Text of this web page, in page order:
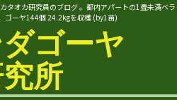
オカ研究員のブログ 。都内アパートの1畳未満ベラ
ゴーヤ144個 24.2kgを収穫 (by1苗)
ゴーヤ
所